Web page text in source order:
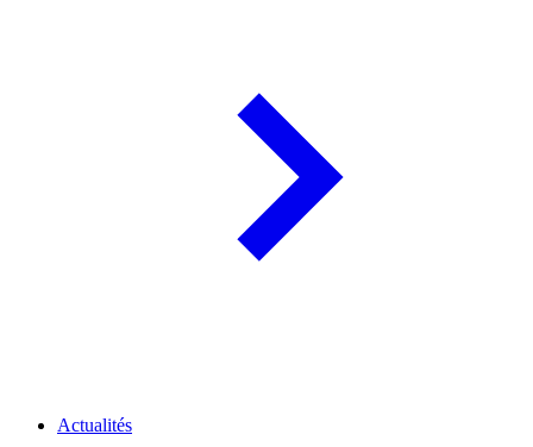
Actualités